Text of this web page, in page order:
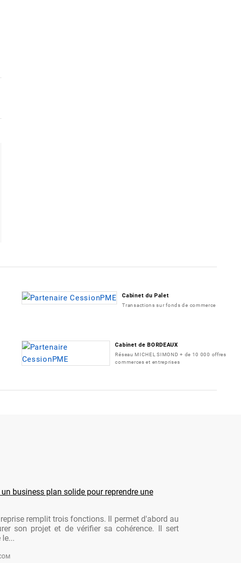
Cabinet du Palet
Transactions sur fonds de commerce
Cabinet de BORDEAUX
Réseau MICHEL SIMOND + de 10 000 offres
commerces et entreprises
business plan solide pour reprendre une
remplit trois fonctions. Il permet d'abord au
son projet et de vérifier sa cohérence. Il sert